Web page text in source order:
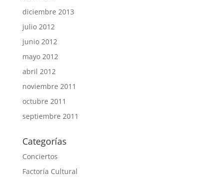
diciembre 2013
julio 2012
junio 2012
mayo 2012
abril 2012
noviembre 2011
octubre 2011
septiembre 2011
Categorías
Conciertos
Factoría Cultural